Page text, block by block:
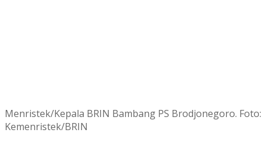
Menristek/Kepala BRIN Bambang PS Brodjonegoro. Foto:
Kemenristek/BRIN